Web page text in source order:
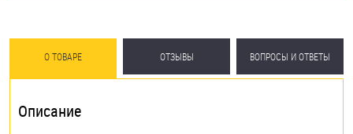
О ТОВАРЕ ОТЗЫВЫ ВОПРОСЫ И ОТВЕТЫ
Описание